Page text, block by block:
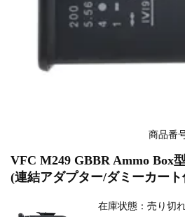
商品番
VFC M249 GBBR Ammo Box
(連結アダプター/ダミーカー
在庫状態 : 売り切